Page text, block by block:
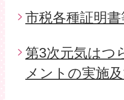
市税各種証明
第3次元気はつ
メントの実施